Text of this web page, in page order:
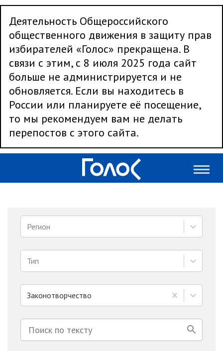
Деятельность Общероссийского
общественного движения в защиту прав
избирателей «Голос» прекращена. В
связи с этим, с 8 июля 2025 года сайт
больше не администрируется и не
обновляется. Если вы находитесь в
России или планируете её посещение,
то мы рекомендуем вам не делать
перепостов с этого сайта.
Регион
Тип
Законотворчество